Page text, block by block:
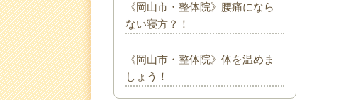
《岡山市・整体院》腰痛になら
ない寝方？！
《岡山市・整体院》体を温めま
しょう！